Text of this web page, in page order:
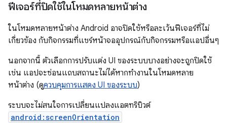
ฟีเจอร์ที่ปิดใช้ในโหมดหลายหน้าต่าง
ในโหมดหลายหน้าต่าง Android อาจปิดใช้หรือละเว้นฟีเจอร์ที่ไม่
เกี่ยวข้อง กับกิจกรรมที่แชร์หน้าจออุปกรณ์กับกิจกรรมหรือแอปอื่นๆ
นอกจากนี้ ตัวเลือกการปรับแต่ง UI ของระบบบางอย่างจะถูกปิดใช้
เช่น แอปจะซ่อนแถบสถานะไม่ได้หากทำงานในโหมดหลาย
หน้าต่าง (ดูควบคุมการแสดง UI ของระบบ)
ระบบจะไม่สนใจการเปลี่ยนแปลงแอตทริบิวต์
android:screenOrientation